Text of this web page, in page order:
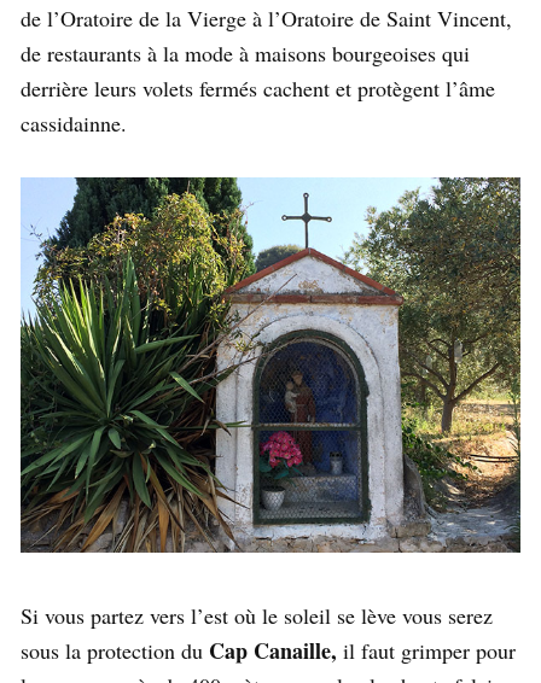
de l’Oratoire de la Vierge à l’Oratoire de Saint Vincent,
de restaurants à la mode à maisons bourgeoises qui
derrière leurs volets fermés cachent et protègent l’âme
cassidainne.
Si vous partez vers l’est où le soleil se lève vous serez
sous la protection du Cap Canaille, il faut grimper pour